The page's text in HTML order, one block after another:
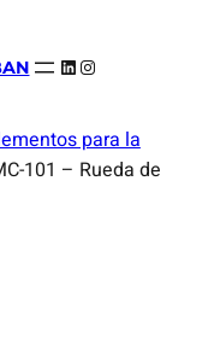
LinkedIn
Instagram
para la
101 – Rueda de